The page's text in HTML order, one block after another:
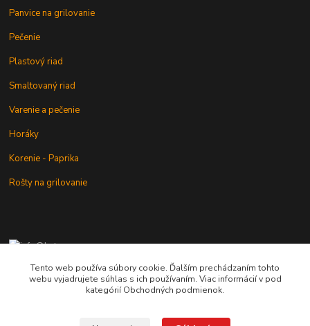
Panvice na grilovanie
Pečenie
Plastový riad
Smaltovaný riad
Varenie a pečenie
Horáky
Korenie - Paprika
Rošty na grilovanie
+421 902 212 007
od 8:00 - do 16:00 hod
Tento web používa súbory cookie. Ďalším prechádzaním tohto
webu vyjadrujete súhlas s ich používaním. Viac informácií v pod
kategórií Obchodných podmienok.